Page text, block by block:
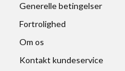
Generelle betingelser
Fortrolighed
Om os
Kontakt kundeservice